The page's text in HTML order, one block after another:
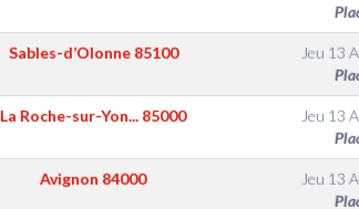
Sables-d’Olonne 85100 Jeu 13
La Roche-sur-Yon... 85000 Jeu 13
Avignon 84000 Jeu 13